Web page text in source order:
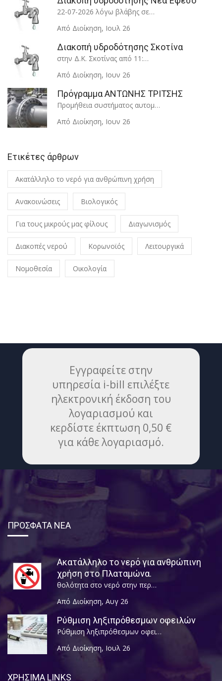
22-07-2026 λόγω βλάβης σε…
Από Διοίκηση, Ιουλ 26
Διακοπή υδροδότησης Σκοτίνα
στην Δ.Κ. Σκοτίνας από 11:…
Από Διοίκηση, Ιουν 26
Πρόγραμμα ΑΝΤΩΝΗΣ ΤΡΙΤΣΗΣ
Προμήθεια συστήματος αυτομ…
Από Διοίκηση, Ιουν 26
Ετικέτες άρθρων
Ακατάλληλο το νερό για ανθρώπινη χρήση
Ανακοινώσεις Βιολογικός
Για τους μικρούς μας φίλους Διαγωνισμός
Διακοπές νερού Κορωνοϊός Λειτουργικά
Νομοθεσία Οικολογία
Εγγραφείτε στην
υπηρεσία i-bill επιλέξτε
ηλεκτρονική έκδοση του
λογαριασμού και
κερδίστε έκπτωση 0,50 €
για κάθε λογαριασμό.
ΠΡΟΣΦΑΤΑ ΝΕΑ
Ακατάλληλο το νερό για ανθρώπινη
χρήση στο Πλαταμώνα.
θολότητα στο νερό στην περ…
Από Διοίκηση, Αυγ 26
Ρύθμιση ληξιπρόθεσμων οφειλών
Ρύθμιση ληξιπρόθεσμων οφει…
Από Διοίκηση, Ιουλ 26
ΧΡΗΣΙΜΑ LINKS